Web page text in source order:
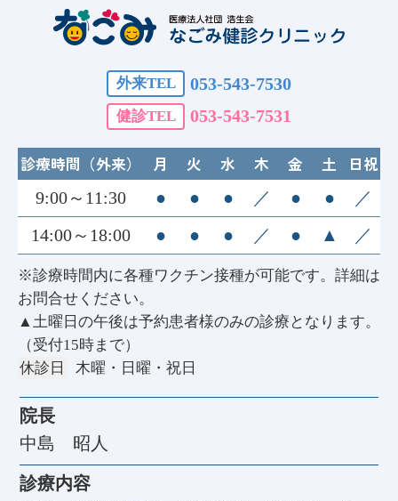
外来TEL 053-543-7530
健診TEL 053-543-7531
※診療時間内に各種ワクチン接種が可能です。詳細は
お問合せください。
▲土曜日の午後は予約患者様のみの診療となります。
（受付15時まで）
休診日
木曜・日曜・祝日
診療時間（外来） 月 火 水 木 金 土 日祝
9:00～11:30 ● ● ● ／ ● ●
／
14:00～18:00
● ● ● ／ ● ▲ ／
院長
中島 昭人
診療内容